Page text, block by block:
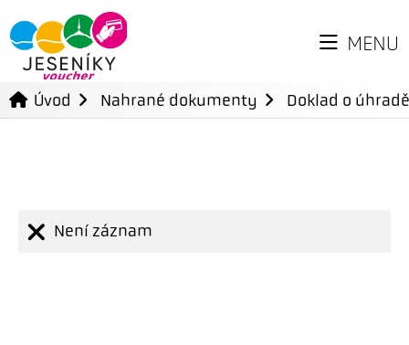
MENU
Úvod Nahrané dokumenty Doklad o
Není záznam